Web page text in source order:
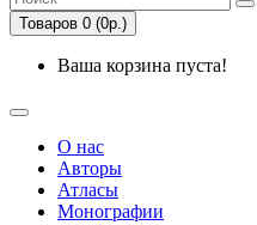
Товаров 0 (0р.)
Ваша корзина пуста!
О нас
Авторы
Атласы
Монографии